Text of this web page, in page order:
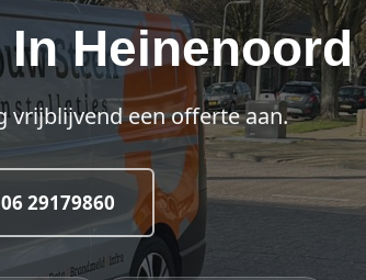
Heinenoord
vrijblijvend een offerte aan.
29179860